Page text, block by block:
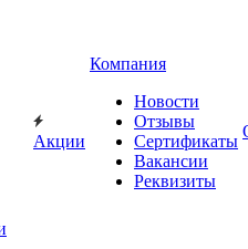
Акции
Компания
Новости
Отзывы
Сертификаты
Вакансии
Реквизиты